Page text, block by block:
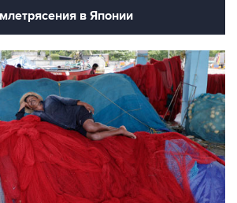
в Японии